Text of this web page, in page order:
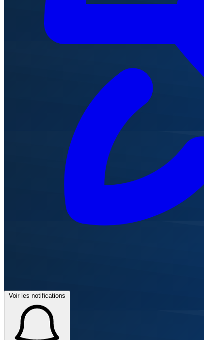
Voir les notifications